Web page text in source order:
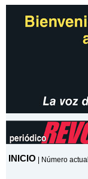
INICIO Número actual